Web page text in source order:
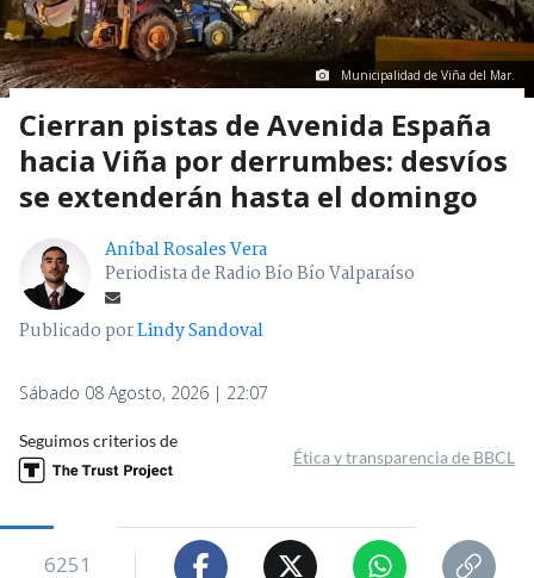
Municipalidad de Viña del Mar.
Cierran pistas de Avenida España
hacia Viña por derrumbes: desvíos
se extenderán hasta el domingo
Aníbal Rosales Vera
Periodista de Radio Bío Bío Valparaíso
Publicado porLindy Sandoval
Sábado 08 Agosto, 2026 | 22:07
Seguimos criterios de
Ética y transparencia de BBCL
6251